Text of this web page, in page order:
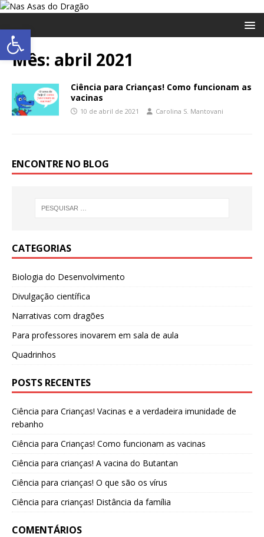
Abrir a barra de ferramentas
Mês: abril 2021
Ciência para Crianças! Como funcionam as
vacinas
10 de abril de 2021 Carolina S. Mantovani
ENCONTRE NO BLOG
CATEGORIAS
Biologia do Desenvolvimento
Divulgação científica
Narrativas com dragões
Para professores inovarem em sala de aula
Quadrinhos
POSTS RECENTES
Ciência para Crianças! Vacinas e a verdadeira imunidade de
rebanho
Ciência para Crianças! Como funcionam as vacinas
Ciência para crianças! A vacina do Butantan
Ciência para crianças! O que são os vírus
Ciência para crianças! Distância da família
COMENTÁRIOS